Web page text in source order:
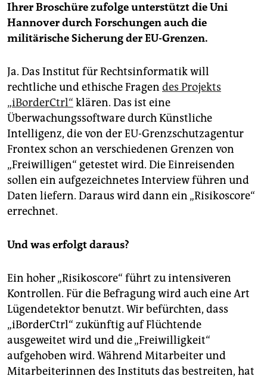
Ihrer Broschüre zufolge unterstützt die Uni
Hannover durch Forschungen auch die
militärische Sicherung der EU-Grenzen.
Ja. Das Institut für Rechtsinformatik will
rechtliche und ethische Fragen des Projekts
„iBorderCtrl“ klären. Das ist eine
Überwachungssoftware durch Künstliche
Intelligenz, die von der EU-Grenzschutzagentur
Frontex schon an verschiedenen Grenzen von
„Freiwilligen“ getestet wird. Die Einreisenden
sollen ein aufgezeichnetes Interview führen und
Daten liefern. Daraus wird dann ein „Risikoscore“
errechnet.
Und was erfolgt daraus?
Ein hoher „Risikoscore“ führt zu intensiveren
Kontrollen. Für die Befragung wird auch eine Art
Lügendetektor benutzt. Wir befürchten, dass
„iBorderCtrl“ zukünftig auf Flüchtende
ausgeweitet wird und die „Freiwilligkeit“
aufgehoben wird. Während Mitarbeiter und
Mitarbeiterinnen des Instituts das bestreiten, hat